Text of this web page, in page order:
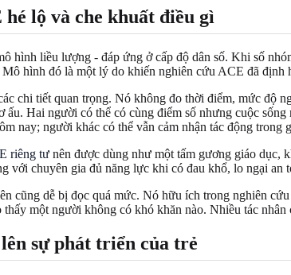
lộ và che khuất điều gì
hình liều lượng - đáp ứng ở cấp độ dân số. Khi số
hình đó là một lý do khiến nghiên cứu ACE đã định
chi tiết quan trọng. Nó không đo thời điểm, mức độ
ấu. Hai người có thể có cùng điểm số nhưng cuộc
nay; người khác có thể vẫn cảm nhận tác động trong
riêng tư nên được dùng như một tấm gương giáo dục,
với chuyên gia đủ năng lực khi có đau khổ, lo ngại an
cũng dễ bị đọc quá mức. Nó hữu ích trong nghiên
một người không có khó khăn nào. Nhiều tác
sự phát triển của trẻ